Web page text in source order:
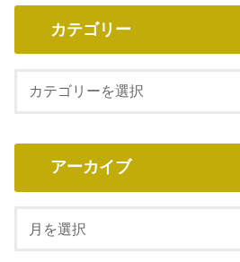
カテゴリー
アーカイブ